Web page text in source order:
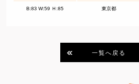
B:83 W:59 Ｈ:85 東京都
一覧へ戻る